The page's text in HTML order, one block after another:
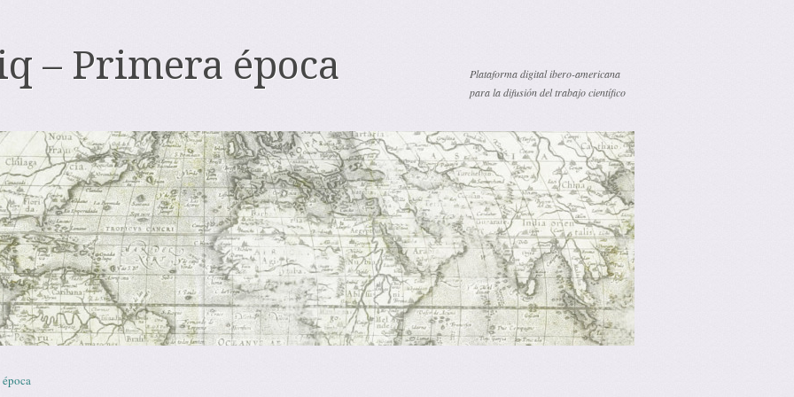
– Primera época
Plataforma digital ibero-americana
para la difusión del trabajo científico